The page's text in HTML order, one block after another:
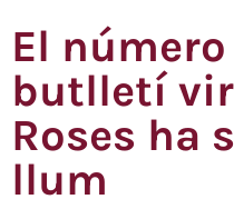
El
butlletí
Roses ha
llum